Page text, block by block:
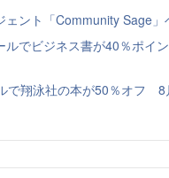
ェント「Community Sage」
ルでビジネス書が40％ポ
で翔泳社の本が50％オフ